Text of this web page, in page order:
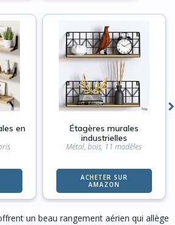
en
Étagères murales
industrielles
Métal, bois, 11 modèles
ACHETER SUR
AMAZON
un beau rangement aérien qui allège